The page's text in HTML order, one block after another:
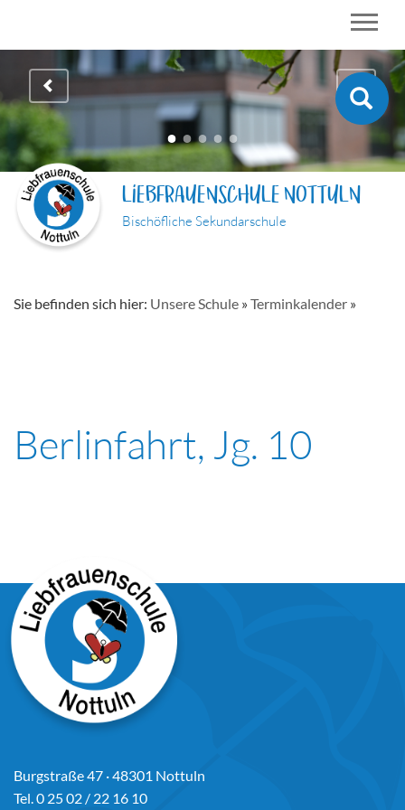
LIEBFRAUENSCHULE NOTTULN
Bischöfliche Sekundarschule
Sie befinden sich hier: Unsere Schule »Terminkalender »
Berlinfahrt, Jg. 10
Burgstraße 47 · 48301 Nottuln
Tel. 0 25 02 / 22 16 10